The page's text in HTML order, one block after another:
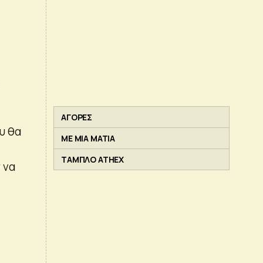
θα
να
ΑΓΟΡΕΣ
ΜΕ ΜΙΑ ΜΑΤΙΑ
ΤΑΜΠΛΟ ATHEX